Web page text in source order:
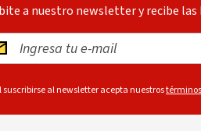
a nuestro newsletter y recibe
suscribirse al newsletter acepta nuestros